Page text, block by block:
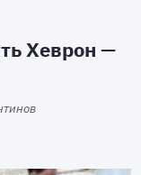
Хеврон —